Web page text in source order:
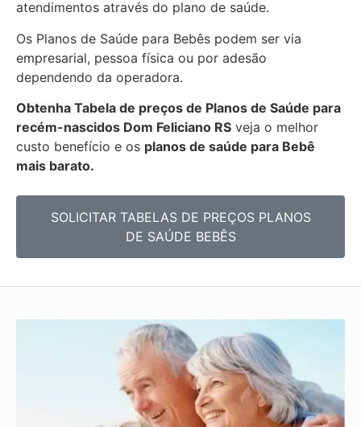
atendimentos através do plano de saúde.
Os Planos de Saúde para Bebês podem ser via
empresarial, pessoa física ou por adesão
dependendo da operadora.
Obtenha Tabela de preços de Planos de Saúde para
recém-nascidos Dom Feliciano RS veja o melhor
custo benefício e os planos de saúde para Bebê
mais barato.
SOLICITAR TABELAS DE PREÇOS PLANOS
DE SAÚDE BEBÊS